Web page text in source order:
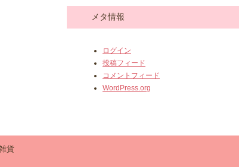
メタ情報
ログイン
投稿フィード
コメントフィード
WordPress.org
貨